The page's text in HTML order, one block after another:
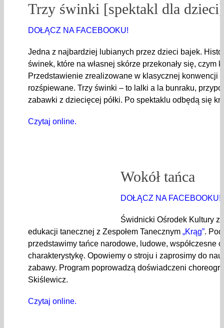
Trzy świnki [spektakl dla dzieci]
DOŁĄCZ NA FACEBOOKU!
Jedna z najbardziej lubianych przez dzieci bajek.
świnek, które na własnej skórze przekonały się, czym
Przedstawienie zrealizowane w klasycznej konwencji
rozśpiewane. Trzy świnki – to lalki a la bunraku,
zabawki z dziecięcej półki. Po spektaklu odbędą się
Czytaj online.
Wokół tańca
DOŁĄCZ NA FACEBOOKU!
Świdnicki Ośrodek Kultury
edukacji tanecznej z Zespołem Tanecznym „Krąg”.
przedstawimy tańce narodowe, ludowe, współczesne
charakterystykę. Opowiemy o stroju i zaprosimy do
zabawy. Program poprowadzą doświadczeni
Skiślewicz.
Czytaj online.